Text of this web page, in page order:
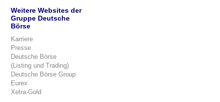
Weitere Websites der
Gruppe Deutsche
Börse
Karriere
Presse
Deutsche Börse
(Listing und Trading)
Deutsche Börse Group
Eurex
Xetra-Gold